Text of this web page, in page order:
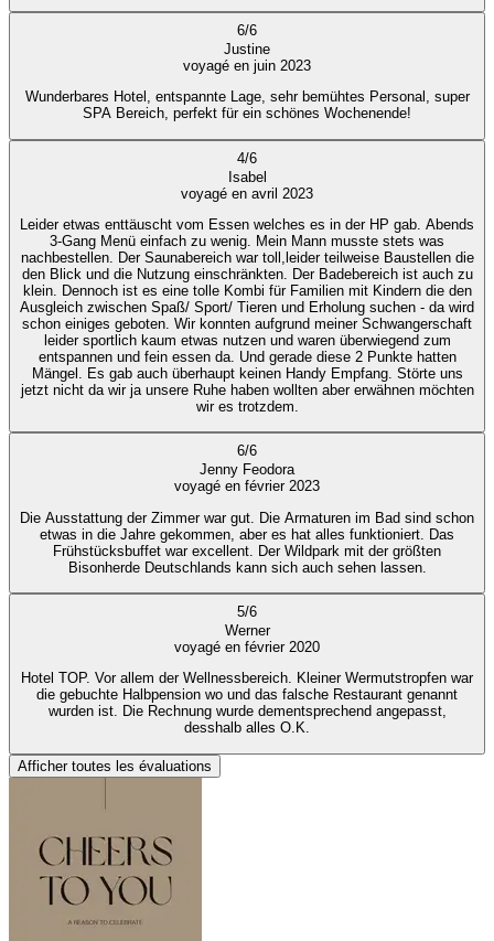
6/6
Justine
voyagé en juin 2023
Wunderbares Hotel, entspannte Lage, sehr bemühtes Personal, super
SPA Bereich, perfekt für ein schönes Wochenende!
4/6
Isabel
voyagé en avril 2023
Leider etwas enttäuscht vom Essen welches es in der HP gab. Abends
3-Gang Menü einfach zu wenig. Mein Mann musste stets was
nachbestellen. Der Saunabereich war toll,leider teilweise Baustellen die
den Blick und die Nutzung einschränkten. Der Badebereich ist auch zu
klein. Dennoch ist es eine tolle Kombi für Familien mit Kindern die den
Ausgleich zwischen Spaß/ Sport/ Tieren und Erholung suchen - da wird
schon einiges geboten. Wir konnten aufgrund meiner Schwangerschaft
leider sportlich kaum etwas nutzen und waren überwiegend zum
entspannen und fein essen da. Und gerade diese 2 Punkte hatten
Mängel. Es gab auch überhaupt keinen Handy Empfang. Störte uns
jetzt nicht da wir ja unsere Ruhe haben wollten aber erwähnen möchten
wir es trotzdem.
6/6
Jenny Feodora
voyagé en février 2023
Die Ausstattung der Zimmer war gut. Die Armaturen im Bad sind schon
etwas in die Jahre gekommen, aber es hat alles funktioniert. Das
Frühstücksbuffet war excellent. Der Wildpark mit der größten
Bisonherde Deutschlands kann sich auch sehen lassen.
5/6
Werner
voyagé en février 2020
Hotel TOP. Vor allem der Wellnessbereich. Kleiner Wermutstropfen war
die gebuchte Halbpension wo und das falsche Restaurant genannt
wurden ist. Die Rechnung wurde dementsprechend angepasst,
desshalb alles O.K.
Afficher toutes les évaluations